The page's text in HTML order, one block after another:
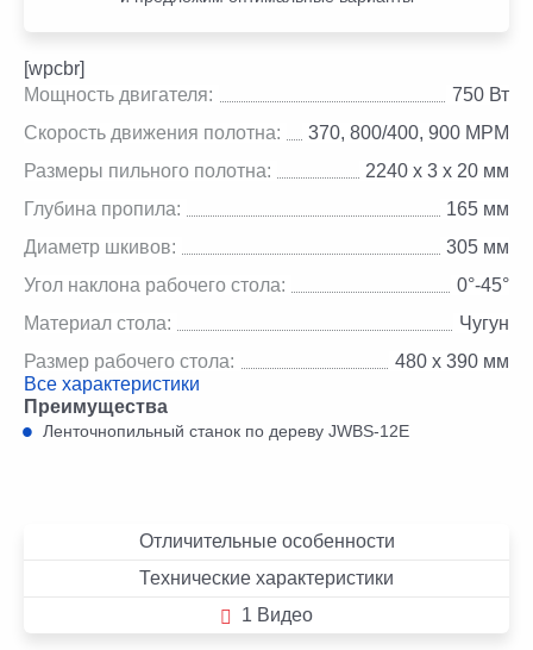
[wpcbr]
Мощность двигателя:
750 Вт
Скорость движения полотна:
370, 800/400, 900 MPM
Размеры пильного полотна:
2240 х 3 х 20 мм
Глубина пропила:
165 мм
Диаметр шкивов:
305 мм
Угол наклона рабочего стола:
0°-45°
Материал стола:
Чугун
Размер рабочего стола:
480 х 390 мм
Все характеристики
Преимущества
Ленточнопильный станок по дереву JWBS-12E
Отличительные особенности
Технические характеристики
1 Видео